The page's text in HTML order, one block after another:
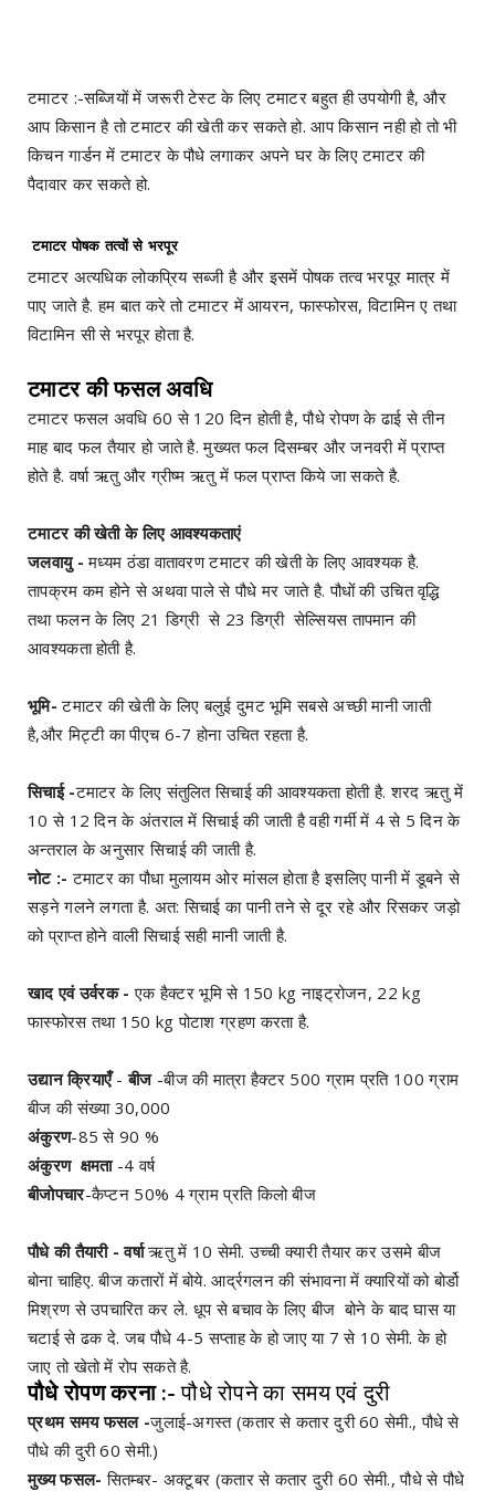
टमाटर :-सब्जियों में जरूरी टेस्ट के लिए टमाटर बहुत ही उपयोगी है, और
आप किसान है तो टमाटर की खेती कर सकते हो. आप किसान नही हो तो भी
किचन गार्डन में टमाटर के पौधे लगाकर अपने घर के लिए टमाटर की
पैदावार कर सकते हो.
टमाटर पोषक तत्वों से भरपूर
टमाटर अत्यधिक लोकप्रिय सब्जी है और इसमें पोषक तत्व भरपूर मात्र में
पाए जाते है. हम बात करे तो टमाटर में आयरन, फास्फोरस, विटामिन ए तथा
विटामिन सी से भरपूर होता है.
टमाटर की फसल अवधि
टमाटर फसल अवधि 60 से 120 दिन होती है, पौधे रोपण के ढाई से तीन
माह बाद फल तैयार हो जाते है. मुख्यत फल दिसम्बर और जनवरी में प्राप्त
होते है. वर्षा ऋतु और ग्रीष्म ऋतु में फल प्राप्त किये जा सकते है.
टमाटर की खेती के लिए आवश्यकताएं
जलवायु -मध्यम ठंडा वातावरण टमाटर की खेती के लिए आवश्यक है.
तापक्रम कम होने से अथवा पाले से पौधे मर जाते है. पौधों की उचित वृद्धि
तथा फलन के लिए 21 डिग्री से 23 डिग्री सेल्सियस तापमान की
आवश्यकता होती है.
भूमि-टमाटर की खेती के लिए बलुई दुमट भूमि सबसे अच्छी मानी जाती
है,और मिट्टी का पीएच 6-7 होना उचित रहता है.
सिचाई -टमाटर के लिए संतुलित सिचाई की आवश्यकता होती है. शरद ऋतु में
10 से 12 दिन के अंतराल में सिचाई की जाती है वही गर्मी में 4 से 5 दिन के
अन्तराल के अनुसार सिचाई की जाती है.
नोट :- टमाटर का पौधा मुलायम ओर मांसल होता है इसलिए पानी में डूबने से
सड़ने गलने लगता है. अत: सिचाई का पानी तने से दूर रहे और रिसकर जड़ो
को प्राप्त होने वाली सिचाई सही मानी जाती है.
खाद एवं उर्वरक -एक हैक्टर भूमि से 150 kg नाइट्रोजन, 22 kg
फास्फोरस तथा 150 kg पोटाश ग्रहण करता है.
उद्यान क्रियाएँ-बीज-बीज की मात्रा हैक्टर 500 ग्राम प्रति 100 ग्राम
बीज की संख्या 30,000
अंकुरण-85 से 90 %
अंकुरण क्षमता-4 वर्ष
बीजोपचार-कैप्टन 50% 4 ग्राम प्रति किलो बीज
पौधे की तैयारी - वर्षाऋतु में 10 सेमी. उच्ची क्यारी तैयार कर उसमे बीज
बोना चाहिए. बीज कतारों में बोये. आर्द्रगलन की संभावना में क्यारियों को बोर्डो
मिश्रण से उपचारित कर ले. धूप से बचाव के लिए बीज बोने के बाद घास या
चटाई से ढक दे. जब पौधे 4-5 सप्ताह के हो जाए या 7 से 10 सेमी. के हो
जाए तो खेतो में रोप सकते है.
पौधे रोपण करना :-पौधे रोपने का समय एवं दुरी
प्रथम समय फसल -जुलाई-अगस्त (कतार से कतार दुरी 60 सेमी., पौधे से
पौधे की दुरी 60 सेमी.)
मुख्य फसल-सितम्बर- अक्टूबर (कतार से कतार दुरी 60 सेमी., पौधे से पौधे